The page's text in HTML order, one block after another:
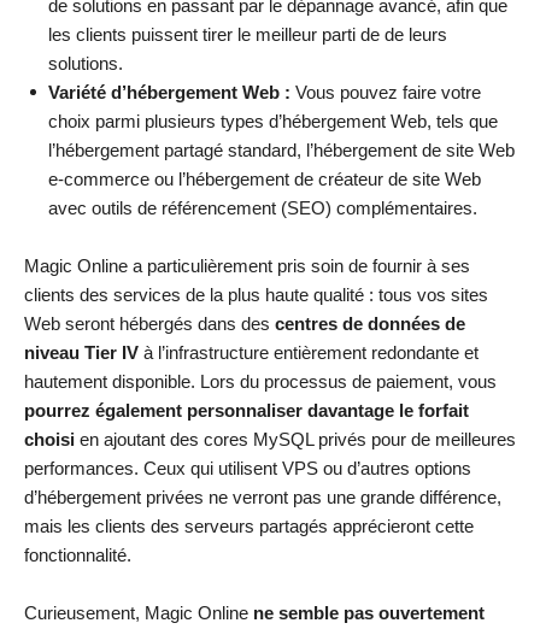
de solutions en passant par le dépannage avancé, afin que
les clients puissent tirer le meilleur parti de de leurs
solutions.
Variété d’hébergement Web : Vous pouvez faire votre
choix parmi plusieurs types d’hébergement Web, tels que
l’hébergement partagé standard, l’hébergement de site Web
e-commerce ou l’hébergement de créateur de site Web
avec outils de référencement (SEO) complémentaires.
Magic Online a particulièrement pris soin de fournir à ses
clients des services de la plus haute qualité : tous vos sites
Web seront hébergés dans des centres de données de
niveau Tier IV à l’infrastructure entièrement redondante et
hautement disponible. Lors du processus de paiement, vous
pourrez également personnaliser davantage le forfait
choisi en ajoutant des cores MySQL privés pour de meilleures
performances. Ceux qui utilisent VPS ou d’autres options
d’hébergement privées ne verront pas une grande différence,
mais les clients des serveurs partagés apprécieront cette
fonctionnalité.
Curieusement, Magic Online ne semble pas ouvertement